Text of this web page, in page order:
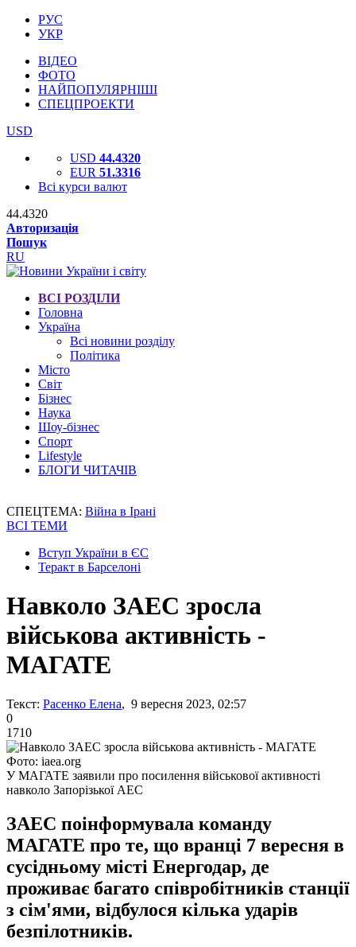
РУС
УКР
ВІДЕО
ФОТО
НАЙПОПУЛЯРНІШІ
СПЕЦПРОЕКТИ
USD
USD 44.4320
EUR 51.3316
Всі курси валют
44.4320
Авторизація
Пошук
RU
ВСІ РОЗДІЛИ
Головна
Україна
Всі новини розділу
Політика
Місто
Світ
Бізнес
Наука
Шоу-бізнес
Спорт
Lifestyle
БЛОГИ ЧИТАЧІВ
СПЕЦТЕМА: Війна в Ірані
ВСІ ТЕМИ
Вступ України в ЄС
Теракт в Барселоні
Навколо ЗАЕС зросла
військова активність -
МАГАТЕ
Текст: Расенко Елена, 9 вересня 2023, 02:57
0
1710
Фото: iaea.org
У МАГАТЕ заявили про посилення військової активності
навколо Запорізької АЕС
ЗАЕС поінформувала команду
МАГАТЕ про те, що вранці 7 вересня в
сусідньому місті Енергодар, де
проживає багато співробітників станції
з сім'ями, відбулося кілька ударів
безпілотників.